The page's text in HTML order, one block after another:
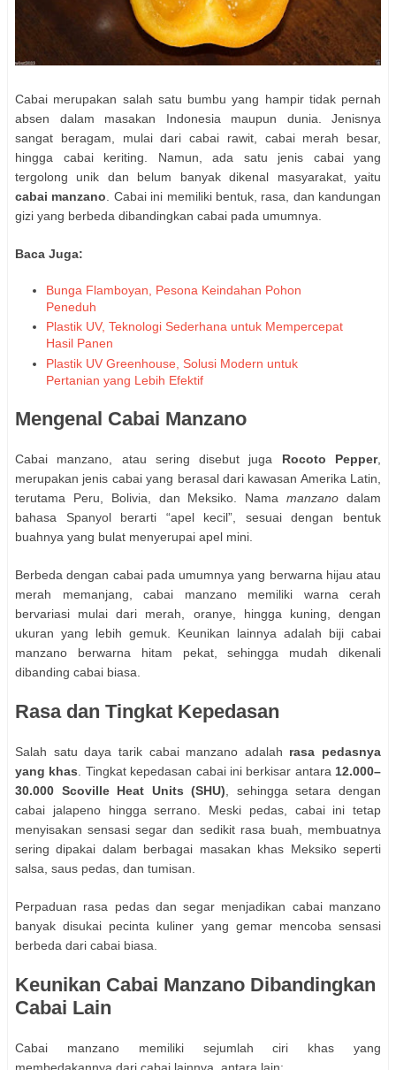
Cabai merupakan salah satu bumbu yang hampir tidak pernah
absen dalam masakan Indonesia maupun dunia. Jenisnya
sangat beragam, mulai dari cabai rawit, cabai merah besar,
hingga cabai keriting. Namun, ada satu jenis cabai yang
tergolong unik dan belum banyak dikenal masyarakat, yaitu
cabai manzano . Cabai ini memiliki bentuk, rasa, dan kandungan
gizi yang berbeda dibandingkan cabai pada umumnya.
Baca Juga:
Bunga Flamboyan, Pesona Keindahan Pohon
Peneduh
Plastik UV, Teknologi Sederhana untuk Mempercepat
Hasil Panen
Plastik UV Greenhouse, Solusi Modern untuk
Pertanian yang Lebih Efektif
Mengenal Cabai Manzano
Cabai manzano, atau sering disebut juga Rocoto Pepper,
merupakan jenis cabai yang berasal dari kawasan Amerika Latin,
terutama Peru, Bolivia, dan Meksiko. Namamanzano dalam
bahasa Spanyol berarti “apel kecil”, sesuai dengan bentuk
buahnya yang bulat menyerupai apel mini.
Berbeda dengan cabai pada umumnya yang berwarna hijau atau
merah memanjang, cabai manzano memiliki warna cerah
bervariasi mulai dari merah, oranye, hingga kuning, dengan
ukuran yang lebih gemuk. Keunikan lainnya adalah biji cabai
manzano berwarna hitam pekat, sehingga mudah dikenali
dibanding cabai biasa.
Rasa dan Tingkat Kepedasan
Salah satu daya tarik cabai manzano adalah rasa pedasnya
yang khas . Tingkat kepedasan cabai ini berkisar antara 12.000–
30.000 Scoville Heat Units (SHU) , sehingga setara dengan
cabai jalapeno hingga serrano. Meski pedas, cabai ini tetap
menyisakan sensasi segar dan sedikit rasa buah, membuatnya
sering dipakai dalam berbagai masakan khas Meksiko seperti
salsa, saus pedas, dan tumisan.
Perpaduan rasa pedas dan segar menjadikan cabai manzano
banyak disukai pecinta kuliner yang gemar mencoba sensasi
berbeda dari cabai biasa.
Keunikan Cabai Manzano Dibandingkan
Cabai Lain
Cabai manzano memiliki sejumlah ciri khas yang